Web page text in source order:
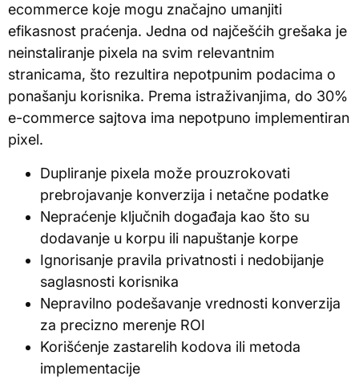
ecommerce koje mogu značajno umanjiti
efikasnost praćenja. Jedna od najčešćih grešaka je
neinstaliranje pixela na svim relevantnim
stranicama, što rezultira nepotpunim podacima o
ponašanju korisnika. Prema istraživanjima, do 30%
e-commerce sajtova ima nepotpuno implementiran
pixel.
Dupliranje pixela može prouzrokovati
prebrojavanje konverzija i netačne podatke
Nepraćenje ključnih događaja kao što su
dodavanje u korpu ili napuštanje korpe
Ignorisanje pravila privatnosti i nedobijanje
saglasnosti korisnika
Nepravilno podešavanje vrednosti konverzija
za precizno merenje ROI
Korišćenje zastarelih kodova ili metoda
implementacije